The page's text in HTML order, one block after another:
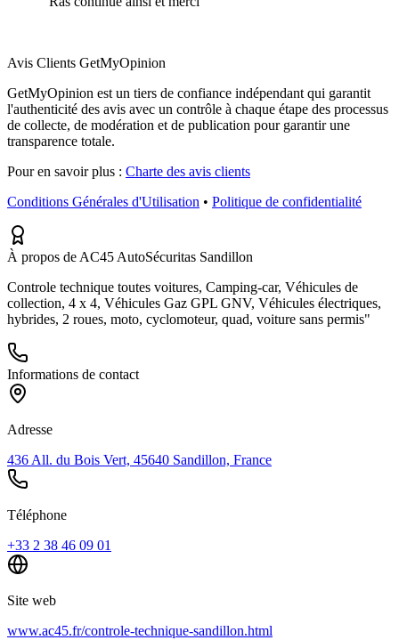
Avis Clients GetMyOpinion
GetMyOpinion est un tiers de confiance indépendant qui garantit
l'authenticité des avis avec un contrôle à chaque étape des processus
de collecte, de modération et de publication pour garantir une
transparence totale.
Pour en savoir plus : Charte des avis clients
Conditions Générales d'Utilisation • Politique de confidentialité
À propos de AC45 AutoSécuritas Sandillon
Controle technique toutes voitures, Camping-car, Véhicules de
collection, 4 x 4, Véhicules Gaz GPL GNV, Véhicules électriques,
hybrides, 2 roues, moto, cyclomoteur, quad, voiture sans permis"
Informations de contact
Adresse
436 All. du Bois Vert, 45640 Sandillon, France
Téléphone
+33 2 38 46 09 01
Site web
www.ac45.fr/controle-technique-sandillon.html